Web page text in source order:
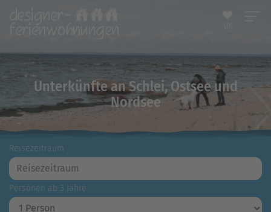
Unterkünfte an Schlei, Ostsee und
Nordsee
Reisezeitraum
Personen ab 3 Jahre